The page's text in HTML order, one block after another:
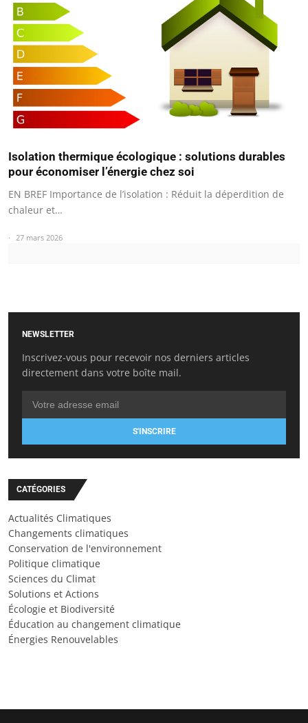
Isolation thermique écologique : solutions durables
pour économiser l’énergie chez soi
EN BREF Importance de l’isolation : Réduit la déperdition de
chaleur et…
27 mars 2026
NEWSLETTER
Inscrivez-vous pour recevoir nos derniers articles
directement dans votre boîte mail.
S'INSCRIRE
CATÉGORIES
Actualités Climatiques
Changements climatiques
Conservation de l'environnement
Politique climatique
Sciences du Climat
Solutions et Actions
Écologie et Biodiversité
Éducation au changement climatique
Énergies Renouvelables